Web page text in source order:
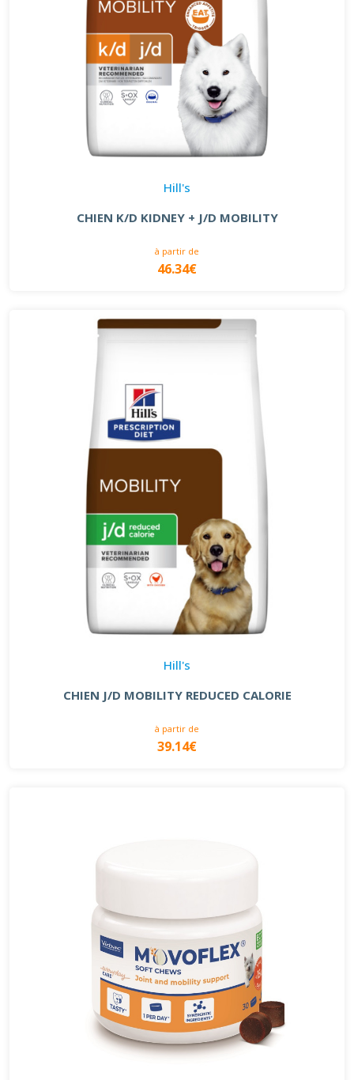
Hill's
CHIEN K/D KIDNEY + J/D MOBILITY
à partir de
46.34€
Hill's
CHIEN J/D MOBILITY REDUCED CALORIE
à partir de
39.14€